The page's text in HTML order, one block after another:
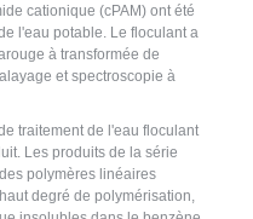
cationique (cPAM) ont été
l'eau potable. Le floculant a
à transformée de
et spectroscopie à
traitement de l'eau floculant
Les produits de la série
polymères linéaires
degré de polymérisation,